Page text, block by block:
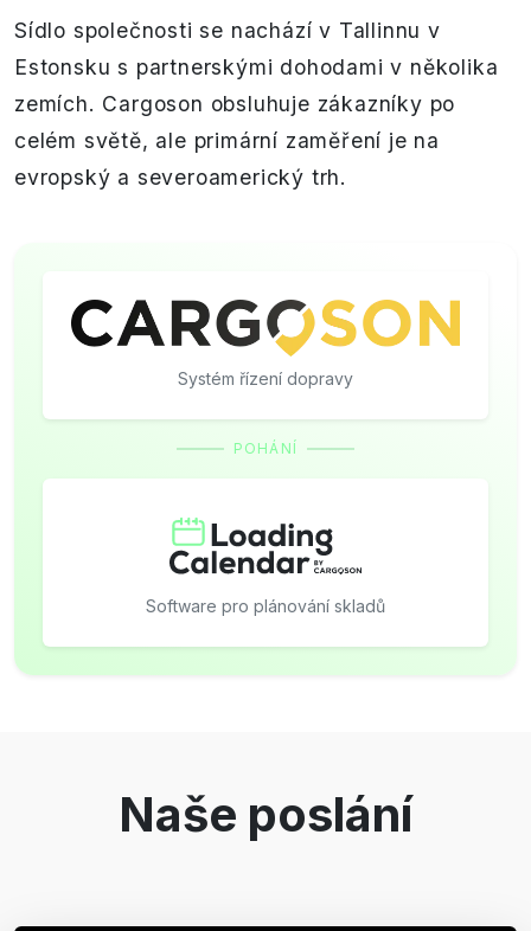
Sídlo společnosti se nachází v Tallinnu v
Estonsku s partnerskými dohodami v několika
zemích. Cargoson obsluhuje zákazníky po
celém světě, ale primární zaměření je na
evropský a severoamerický trh.
Systém řízení dopravy
POHÁNÍ
Software pro plánování skladů
Naše poslání